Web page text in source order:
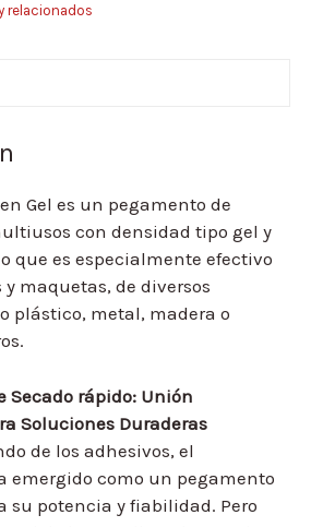
20g.
relacionados
Gel es un pegamento de
con densidad tipo gel y
que es especialmente efectivo
maquetas, de diversos
plástico, metal, madera o
Secado rápido: Unión
Soluciones Duraderas
de los adhesivos, el
emergido como un pegamento
su potencia y fiabilidad. Pero